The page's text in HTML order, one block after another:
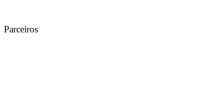
Parceiros